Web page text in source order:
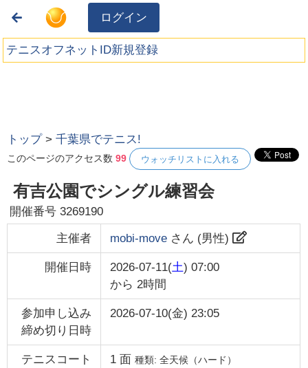
ログイン
テニスオフネットID新規登録
トップ >千葉県でテニス!
このページのアクセス数99 ウォッチリストに入れる
有吉公園でシングル練習会
開催番号3269190
主催者 mobi-moveさん (男性)
開催日時 2026-07-11(土) 07:00
から 2時間
参加申し込み
締め切り日時
2026-07-10(金) 23:05
テニスコート 1面 種類: 全天候（ハード）